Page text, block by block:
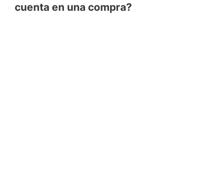
cuenta en una compra?